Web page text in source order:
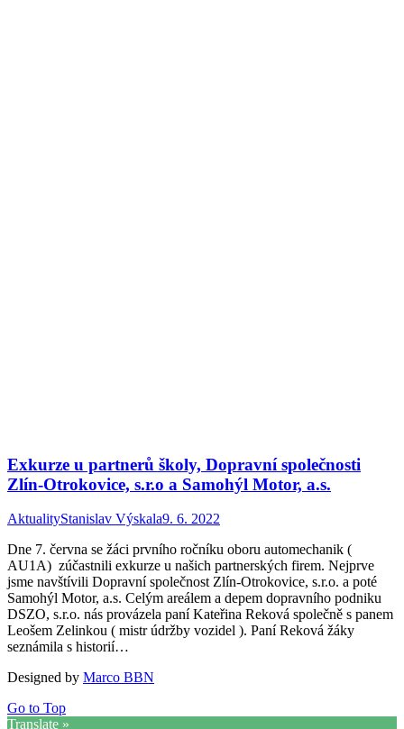
Exkurze u partnerů školy, Dopravní společnosti
Zlín-Otrokovice, s.r.o a Samohýl Motor, a.s.
AktualityStanislav Výskala9. 6. 2022
Dne 7. června se žáci prvního ročníku oboru automechanik (
AU1A) zúčastnili exkurze u našich partnerských firem. Nejprve
jsme navštívili Dopravní společnost Zlín-Otrokovice, s.r.o. a poté
Samohýl Motor, a.s. Celým areálem a depem dopravního podniku
DSZO, s.r.o. nás provázela paní Kateřina Reková společně s panem
Leošem Zelinkou ( mistr údržby vozidel ). Paní Reková žáky
seznámila s historií…
Designed by Marco BBN
Go to Top
Translate »